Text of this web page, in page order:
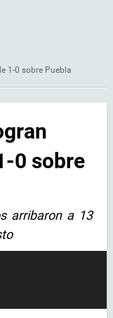
1-0 sobre Puebla
0 sobre
arribaron a 13